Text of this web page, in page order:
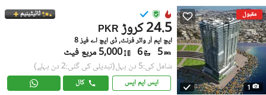
مقبول
1
ٹائیٹینیم
PKR 24.5 کروڑ
ایچ ایم آر واٹر فرنٹ, ڈی ایچ اے فیز 8
5
6 5,000 مربع فیٹ
شامل کی:5 دن پہل (تبدیلی کی گئی:2 دن پہلے)
ایس ایم ایس کال